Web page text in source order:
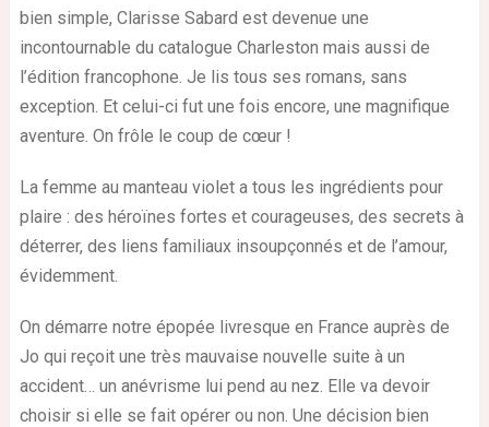
bien simple, Clarisse Sabard est devenue une
incontournable du catalogue Charleston mais aussi de
l’édition francophone. Je lis tous ses romans, sans
exception. Et celui-ci fut une fois encore, une magnifique
aventure. On frôle le coup de cœur !
La femme au manteau violet a tous les ingrédients pour
plaire : des héroïnes fortes et courageuses, des secrets à
déterrer, des liens familiaux insoupçonnés et de l’amour,
évidemment.
On démarre notre épopée livresque en France auprès de
Jo qui reçoit une très mauvaise nouvelle suite à un
accident… un anévrisme lui pend au nez. Elle va devoir
choisir si elle se fait opérer ou non. Une décision bien